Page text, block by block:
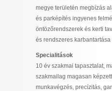
Data Deletion Data
megye területén megbízás
és parképítés ingyenes
öntözőrendszerek és kerti
és rendszeres karbantartása
Specialitások
10 év szakmai tapasztalat,
szakmailag magasan
munkavégzés, precízitás,